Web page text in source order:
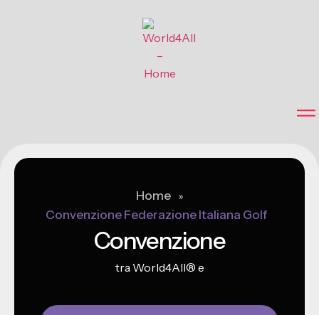
Home »
Convenzione Federazione Italiana Golf
Convenzione
tra World4All® e